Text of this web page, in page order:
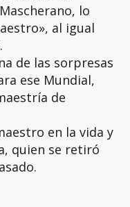
lo
al igual
de las sorpresas
ese Mundial,
de
en la vida y
quien se retiró